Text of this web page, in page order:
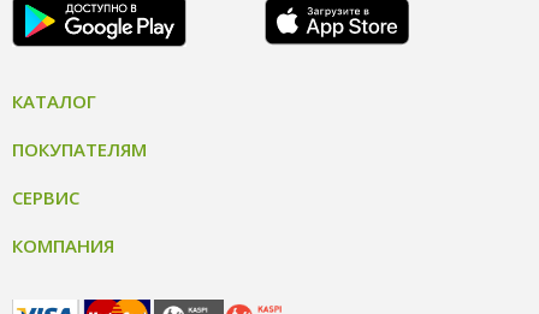
КАТАЛОГ
ПОКУПАТЕЛЯМ
СЕРВИС
КОМПАНИЯ